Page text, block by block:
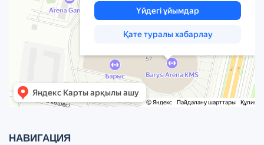
НАВИГАЦИЯ